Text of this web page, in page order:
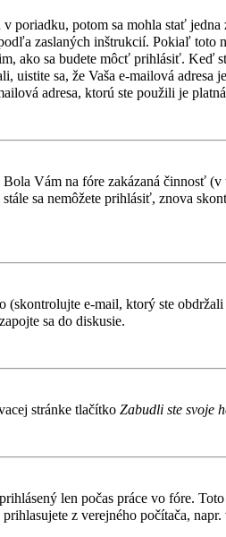
poriadku, potom sa mohla stať
zaslaných inštrukcií. Pokiaľ
ako sa budete môcť prihlásiť.
sa, že Vaša e-mailová
adresa, ktorú ste použili je
Vám na fóre zakázaná činnosť
sa nemôžete prihlásiť, znova
e-mail, ktorý ste
sa do diskusie.
stránke tlačítko Zabudli ste svoje
len počas práce vo fóre.
z verejného počítača,